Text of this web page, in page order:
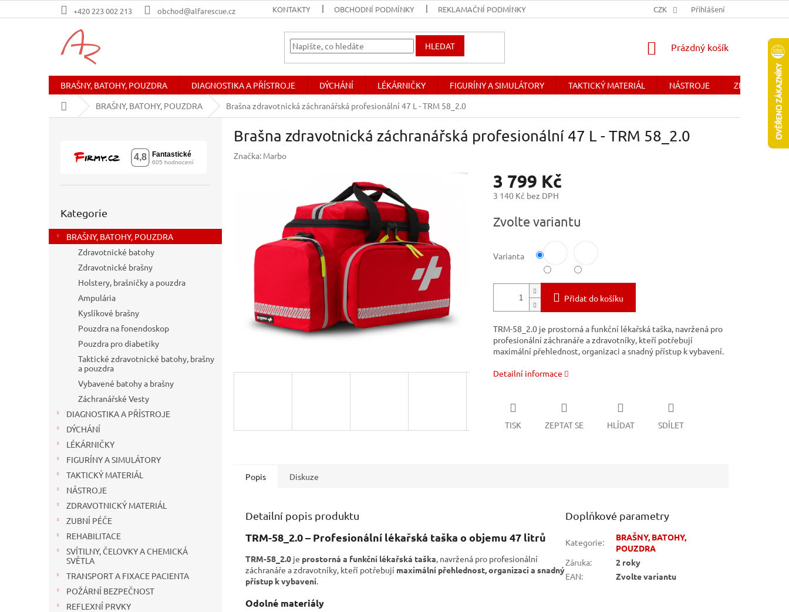
na
+420 223 002 213 obchod@alfarescue.cz KONTAKTY OBCHODNÍ PODMÍNKY REKLAMAČNÍ PODMÍNKY OBCHODNÉ PODMIENKY - SLOVENSKO DOPRAVA A PLATBA
CZK Přihlášení
HLEDAT
NÁKUPNÍ
Prázdný košík
BRAŠNY, BATOHY, POUZDRA DIAGNOSTIKA A PŘÍSTROJE DÝCHÁNÍ LÉKÁRNIČKY FIGURÍNY A SIMULÁTORY TAKTICKÝ MATERIÁL NÁSTROJE
Domů
BRAŠNY, BATOHY, POUZDRA Brašna zdravotnická záchranářská profesionální 47 L - TRM 58_2.0
í
kategorie
Kategorie
BRAŠNY, BATOHY, POUZDRA
Zdravotnické batohy
Zdravotnické brašny
Holstery, brašničky a pouzdra
Ampulária
Kyslíkové brašny
Pouzdra na fonendoskop
Pouzdra pro diabetiky
Taktické zdravotnické batohy, brašny
a pouzdra
Vybavené batohy a brašny
Záchranářské Vesty
DIAGNOSTIKA A PŘÍSTROJE
DÝCHÁNÍ
LÉKÁRNIČKY
FIGURÍNY A SIMULÁTORY
TAKTICKÝ MATERIÁL
NÁSTROJE
ZDRAVOTNICKÝ MATERIÁL
ZUBNÍ PÉČE
REHABILITACE
SVÍTILNY, ČELOVKY A CHEMICKÁ
SVĚTLA
TRANSPORT A FIXACE PACIENTA
POŽÁRNÍ BEZPEČNOST
REFLEXNÍ PRVKY
Brašna zdravotnická záchranářská profesionální 47 L - TRM 58_2.0
Značka: Marbo
3 799 Kč
3 140 Kč bez DPH
cena:
Zvolte variantu
Varianta
Přidat do košíku
TRM-58_2.0 je prostorná a funkční lékařská taška, navržená pro
profesionální záchranáře a zdravotníky, kteří potřebují
maximální přehlednost, organizaci a snadný přístup k vybavení.
Detailní informace
TISK ZEPTAT SE HLÍDAT SDÍLET
Popis Diskuze
Detailní popis produktu
TRM-58_2.0 – Profesionální lékařská taška o objemu 47 litrů
TRM-58_2.0 je prostorná a funkční lékařská taška, navržená pro profesionální
záchranáře a zdravotníky, kteří potřebují maximální přehlednost, organizaci a snadný
přístup k vybavení.
Odolné materiály
Doplňkové parametry
Kategorie:
BRAŠNY, BATOHY,
POUZDRA
Záruka:
2 roky
EAN: Zvolte variantu